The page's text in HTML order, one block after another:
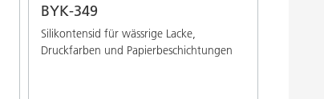
BYK-349
Silikontensid für wässrige Lacke,
Druckfarben und Papierbeschichtungen